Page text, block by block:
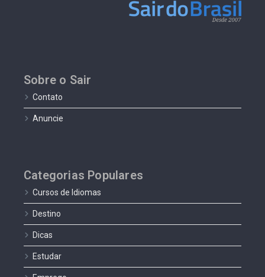
Sobre o Sair
Contato
Anuncie
Categorias Populares
Cursos de Idiomas
Destino
Dicas
Estudar